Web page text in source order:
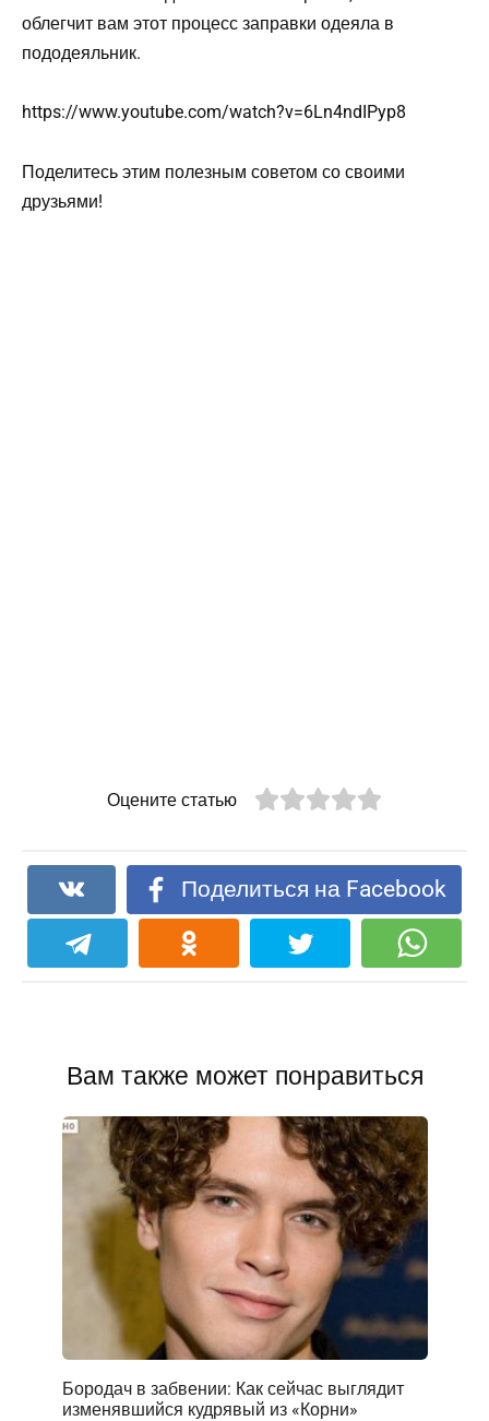
облегчит вам этот процесс заправки одеяла в
пододеяльник.
https://www.youtube.com/watch?v=6Ln4ndIPyp8
Поделитесь этим полезным советом со своими
друзьями!
Оцените статью
Поделиться на Facebook
Вам также может понравиться
Бородач в забвении: Как сейчас выглядит
изменявшийся кудрявый из «Корни»